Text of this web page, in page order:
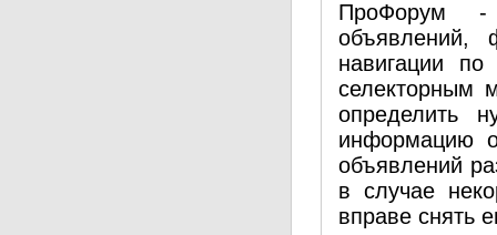
ПроФорум -
объявлений,
навигации по
селекторным
определить
информацию
объявлений
в случае
вправе снять